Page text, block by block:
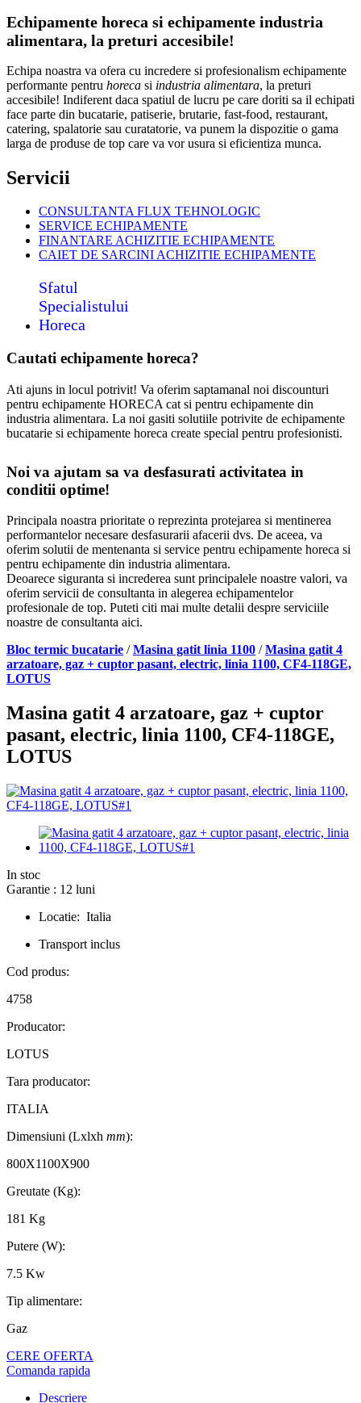
Echipamente horeca si echipamente industria
alimentara, la preturi accesibile!
Echipa noastra va ofera cu incredere si profesionalism echipamente
performante pentru horeca si industria alimentara, la preturi
accesibile! Indiferent daca spatiul de lucru pe care doriti sa il echipati
face parte din bucatarie, patiserie, brutarie, fast-food, restaurant,
catering, spalatorie sau curatatorie, va punem la dispozitie o gama
larga de produse de top care va vor usura si eficientiza munca.
Servicii
CONSULTANTA FLUX TEHNOLOGIC
SERVICE ECHIPAMENTE
FINANTARE ACHIZITIE ECHIPAMENTE
CAIET DE SARCINI ACHIZITIE ECHIPAMENTE
Sfatul
Specialistului
Horeca
Cautati echipamente horeca?
Ati ajuns in locul potrivit! Va oferim saptamanal noi discounturi
pentru echipamente HORECA cat si pentru echipamente din
industria alimentara. La noi gasiti solutiile potrivite de echipamente
bucatarie si echipamente horeca create special pentru profesionisti.
Noi va ajutam sa va desfasurati activitatea in
conditii optime!
Principala noastra prioritate o reprezinta protejarea si mentinerea
performantelor necesare desfasurarii afacerii dvs. De aceea, va
oferim solutii de mentenanta si service pentru echipamente horeca si
pentru echipamente din industria alimentara.
Deoarece siguranta si increderea sunt principalele noastre valori, va
oferim servicii de consultanta in alegerea echipamentelor
profesionale de top. Puteti citi mai multe detalii despre serviciile
noastre de consultanta aici.
Bloc termic bucatarie /Masina gatit linia 1100 /Masina gatit 4
arzatoare, gaz + cuptor pasant, electric, linia 1100, CF4-118GE,
LOTUS
Masina gatit 4 arzatoare, gaz + cuptor
pasant, electric, linia 1100, CF4-118GE,
LOTUS
In stoc
Garantie : 12 luni
Locatie: Italia
Transport inclus
Cod produs:
4758
Producator:
LOTUS
Tara producator:
ITALIA
Dimensiuni (Lxlxh mm):
800X1100X900
Greutate (Kg):
181 Kg
Putere (W):
7.5 Kw
Tip alimentare:
Gaz
CERE OFERTA
Comanda rapida
Descriere